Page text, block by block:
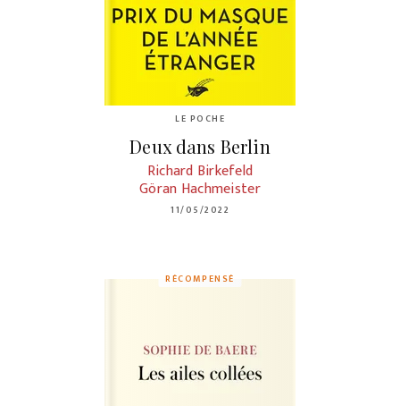
LE POCHE
Deux dans Berlin
Richard Birkefeld
Göran Hachmeister
11/05/2022
RÉCOMPENSÉ